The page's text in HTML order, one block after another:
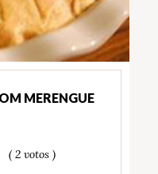
MERENGUE
( 2 votos )